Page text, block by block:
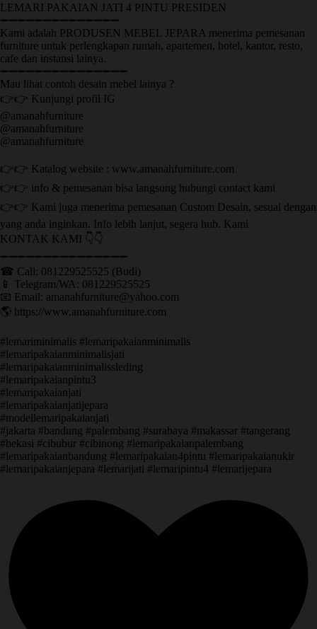
LEMARI PAKAIAN JATI 4 PINTU PRESIDEN
➖➖➖➖➖➖➖➖➖➖➖➖➖➖
Kami adalah PRODUSEN MEBEL JEPARA menerima pemesanan
furniture untuk perlengkapan rumah, apartemen, hotel, kantor, resto,
cafe dan instansi lainya.
➖➖➖➖➖➖➖➖➖➖➖➖➖➖➖
Mau lihat contoh desain mebel lainya ?
👉👉 Kunjungi profil IG
@amanahfurniture
@amanahfurniture
@amanahfurniture
👉👉 Katalog website : www.amanahfurniture.com
👉👉 info & pemesanan bisa langsung hubungi contact kami
👉👉 Kami juga menerima pemesanan Custom Desain, sesuai dengan
yang anda inginkan. Info lebih lanjut, segera hub. Kami
KONTAK KAMI 👇👇
➖➖➖➖➖➖➖➖➖➖➖➖➖➖➖ ㅤ
☎ Call: 081229525525 (Budi)
📱 Telegram/WA: 081229525525
📧 Email: amanahfurniture@yahoo.com
🌎 https://www.amanahfurniture.com
#lemariminimalis #lemaripakaianminimalis
#lemaripakaianminimalisjati
#lemaripakaianminimalissleding
#lemaripakaianpintu3
#lemaripakaianjati
#lemaripakaianjatijepara
#modellemaripakaianjati
#jakarta #bandung #palembang #surabaya #makassar #tangerang
#bekasi #cibubur #cibinong #lemaripakaianpalembang
#lemaripakaianbandung #lemaripakaian4pintu #lemaripakaianukir
#lemaripakaianjepara #lemarijati #lemaripintu4 #lemarijepara